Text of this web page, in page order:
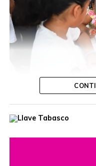
Durante la jornada, la
de las y los ciudadanos,